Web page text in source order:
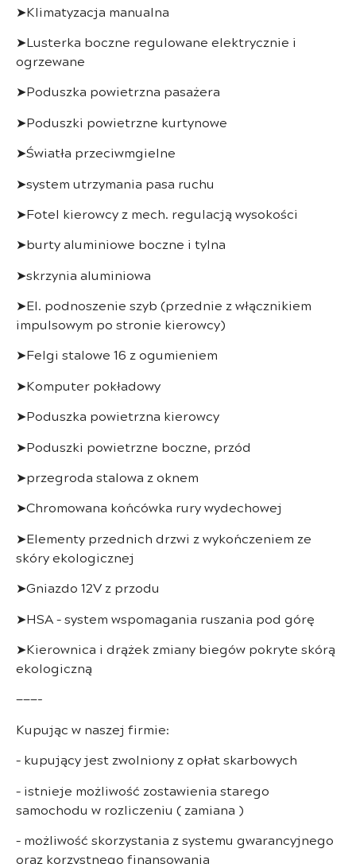
➤Klimatyzacja manualna
➤Lusterka boczne regulowane elektrycznie i
ogrzewane
➤Poduszka powietrzna pasażera
➤Poduszki powietrzne kurtynowe
➤Światła przeciwmgielne
➤system utrzymania pasa ruchu
➤Fotel kierowcy z mech. regulacją wysokości
➤burty aluminiowe boczne i tylna
➤skrzynia aluminiowa
➤El. podnoszenie szyb (przednie z włącznikiem
impulsowym po stronie kierowcy)
➤Felgi stalowe 16 z ogumieniem
➤Komputer pokładowy
➤Poduszka powietrzna kierowcy
➤Poduszki powietrzne boczne, przód
➤przegroda stalowa z oknem
➤Chromowana końcówka rury wydechowej
➤Elementy przednich drzwi z wykończeniem ze
skóry ekologicznej
➤Gniazdo 12V z przodu
➤HSA – system wspomagania ruszania pod górę
➤Kierownica i drążek zmiany biegów pokryte skórą
ekologiczną
———-
Kupując w naszej firmie:
– kupujący jest zwolniony z opłat skarbowych
– istnieje możliwość zostawienia starego
samochodu w rozliczeniu ( zamiana )
– możliwość skorzystania z systemu gwarancyjnego
oraz korzystnego finansowania